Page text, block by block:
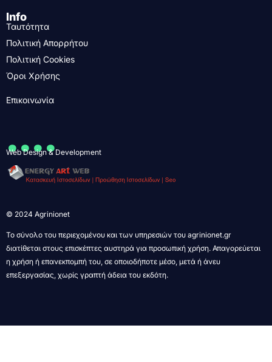
Info
Ταυτότητα
Πολιτική Απορρήτου
Πολιτική Cookies
Όροι Χρήσης
Επικοινωνία
....
Web Design & Development
© 2024 Agrinionet
Το σύνολο του περιεχομένου και των υπηρεσιών του agrinionet.gr
διατίθεται στους επισκέπτες αυστηρά για προσωπική χρήση. Απαγορεύεται
η χρήση ή επανεκπομπή του, σε οποιοδήποτε μέσο, μετά ή άνευ
επεξεργασίας, χωρίς γραπτή άδεια του εκδότη.